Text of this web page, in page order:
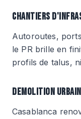
CHANTIERS
Autoroutes,
le PR brille en
profils de talus,
DEMOLITION
Casablanca